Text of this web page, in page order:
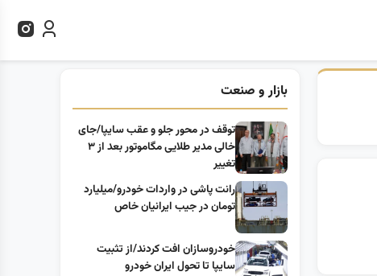
بازار و صنعت
توقف در محور جلو و عقب سایپا/جای
خالی مدیر طلایی مگاموتور بعد از ۳
تغییر
رانت پاشی در واردات خودرو/میلیارد
تومان در جیب ایرانیان خاص
خودروسازان افت کردند/از تثبیت
سایپا تا تحول ایران خودرو